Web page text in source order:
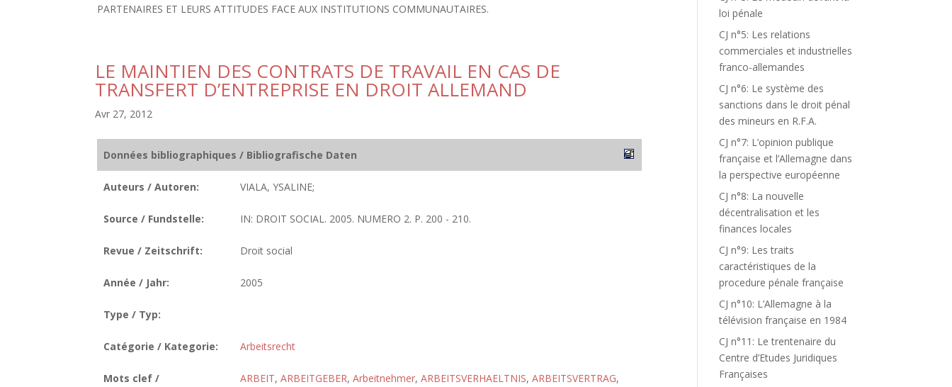
PARTENAIRES ET LEURS ATTITUDES FACE AUX INSTITUTIONS COMMUNAUTAIRES.
LE MAINTIEN DES CONTRATS DE TRAVAIL EN CAS DE
TRANSFERT D’ENTREPRISE EN DROIT ALLEMAND
Avr 27, 2012
Données bibliographiques / Bibliografische Daten
Auteurs / Autoren: VIALA, YSALINE;
Source / Fundstelle: IN: DROIT SOCIAL. 2005. NUMERO 2. P. 200 - 210.
Revue / Zeitschrift: Droit social
Année / Jahr: 2005
Type / Typ:
Catégorie / Kategorie: Arbeitsrecht
Mots clef /
ARBEIT, ARBEITGEBER, Arbeitnehmer, ARBEITSVERHAELTNIS, ARBEITSVERTRAG,
loi pénale
CJ n°5: Les relations
commerciales et industrielles
franco-allemandes
CJ n°6: Le système des
sanctions dans le droit pénal
des mineurs en R.F.A.
CJ n°7: L’opinion publique
française et l’Allemagne dans
la perspective européenne
CJ n°8: La nouvelle
décentralisation et les
finances locales
CJ n°9: Les traits
caractéristiques de la
procedure pénale française
CJ n°10: L’Allemagne à la
télévision française en 1984
CJ n°11: Le trentenaire du
Centre d’Etudes Juridiques
Françaises